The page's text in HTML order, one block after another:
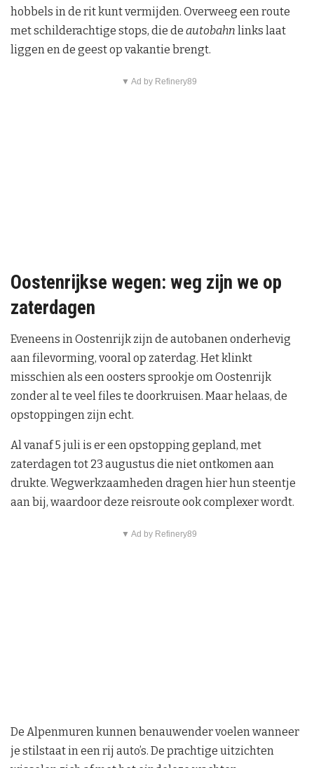
hobbels in de rit kunt vermijden. Overweeg een route
met schilderachtige stops, die de autobahn links laat
liggen en de geest op vakantie brengt.
▼ Ad by Refinery89
Oostenrijkse wegen: weg zijn we op
zaterdagen
Eveneens in Oostenrijk zijn de autobanen onderhevig
aan filevorming, vooral op zaterdag. Het klinkt
misschien als een oosters sprookje om Oostenrijk
zonder al te veel files te doorkruisen. Maar helaas, de
opstoppingen zijn echt.
Al vanaf 5 juli is er een opstopping gepland, met
zaterdagen tot 23 augustus die niet ontkomen aan
drukte. Wegwerkzaamheden dragen hier hun steentje
aan bij, waardoor deze reisroute ook complexer wordt.
▼ Ad by Refinery89
De Alpenmuren kunnen benauwender voelen wanneer
je stilstaat in een rij auto’s. De prachtige uitzichten